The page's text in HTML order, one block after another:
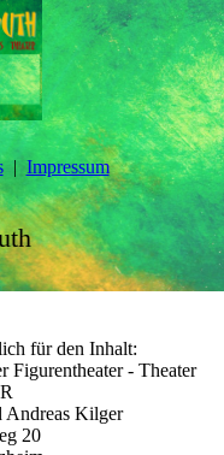
Impressum
für den Inhalt:
Figurentheater - Theater
Andreas Kilger
20